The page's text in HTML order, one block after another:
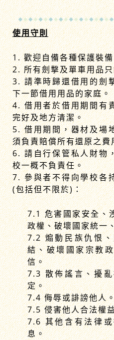
使用守則
1. 歡迎自備各種保護裝
2. 所有劍撃及單車用品
3. 請準時歸還借用的劍
下一節借用用品的家庭。
4. 借用者於借用期間有
完好及地方清潔。
5. 借用期間，器材及場
須負責賠償所有還原之費
6. 請自行保管私人財物
校一概不負責任。
7. 參與者不得向學校各
(包括但不限於)：
7.1 危害國家安全、
政權、破壞國家統一
7.2 煽動民族仇恨
結、破壞國家宗教
信。
7.3 散佈謠言、擾
定。
7.4 侮辱或誹謗他人
7.5 侵害他人合法權
7.6 其他含有法律
息。